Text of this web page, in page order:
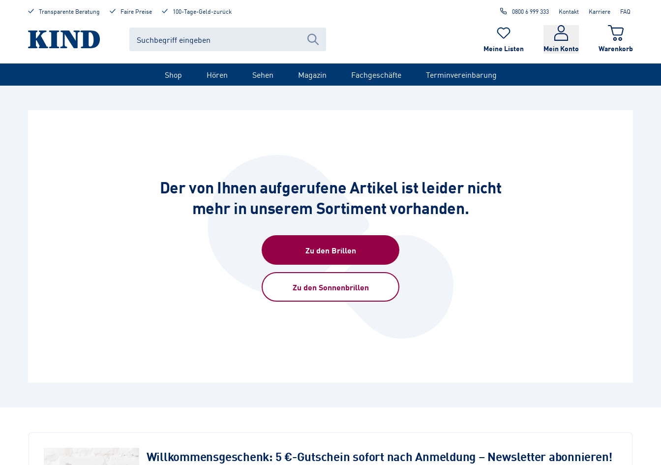
Transparente Beratung Faire Preise 100-Tage-Geld-zurück 0800 6 999 333 Kontakt Karriere FAQ
Meine Listen Mein Konto Warenkorb
Shop Hören Sehen Magazin Fachgeschäfte Terminvereinbarung
Der von Ihnen aufgerufene Artikel ist leider nicht
mehr in unserem Sortiment vorhanden.
Zu den Brillen
Zu den Sonnenbrillen
Willkommensgeschenk: 5 €-Gutschein sofort nach Anmeldung – Newsletter abonnieren!